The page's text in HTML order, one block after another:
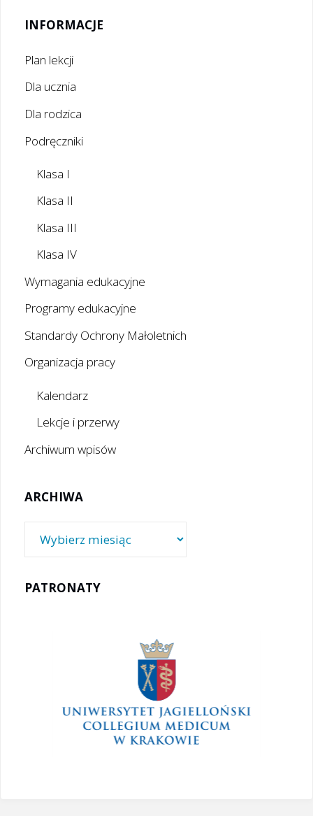
INFORMACJE
Plan lekcji
Dla ucznia
Dla rodzica
Podręczniki
Klasa I
Klasa II
Klasa III
Klasa IV
Wymagania edukacyjne
Programy edukacyjne
Standardy Ochrony Małoletnich
Organizacja pracy
Kalendarz
Lekcje i przerwy
Archiwum wpisów
ARCHIWA
PATRONATY